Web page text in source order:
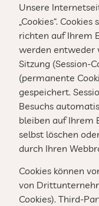
Unsere
„Cookies“.
richten auf Ihrem
werden entweder
Sitzung (Session-
(permanente
gespeichert.
Besuchs
bleiben auf Ihrem
selbst löschen
durch Ihren
Cookies können
von
Cookies). Third-